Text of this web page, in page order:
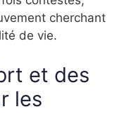
cherchant
de vie.
et des
les